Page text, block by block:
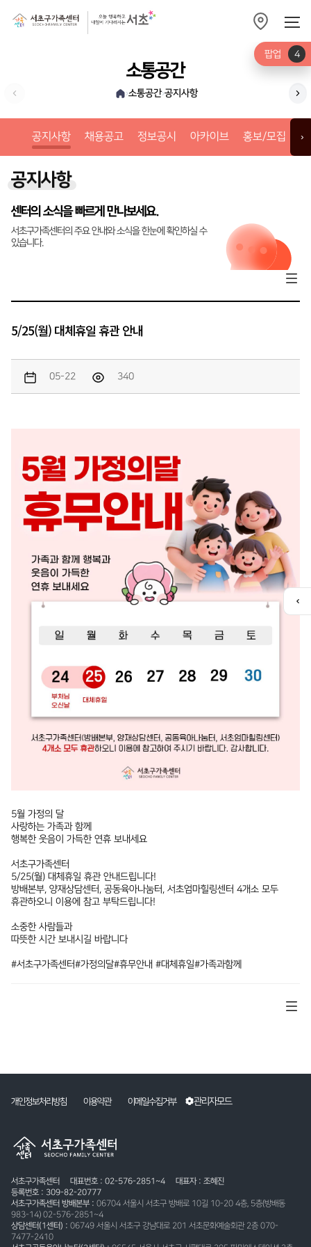
소통공간
›소통공간›공지사항 채
공지사항 채용공고 정보공시 아카이브 홍보/모집 ›
공지사항
센터의 소식을 빠르게 만나보세요.
서초구가족센터의 주요 안내와 소식을 한눈에 확인하실 수
있습니다.
5/25(월) 대체휴일 휴관 안내
05-22 340
5월 가정의 달
사랑하는 가족과 함께
행복한 웃음이 가득한 연휴 보내세요
서초구가족센터
5/25(월) 대체휴일 휴관 안내드립니다!
방배본부, 양재상담센터, 공동육아나눔터, 서초엄마힐링센터 4개소 모두
휴관하오니 이용에 참고 부탁드립니다!
소중한 사람들과
따뜻한 시간 보내시길 바랍니다
#서초구가족센터#가정의달#휴무안내 #대체휴일#가족과함께
개인정보처리방침 이용약관 이메일수집거부 관리자모드
서초구가족센터 대표번호 : 02-576-2851~4
대표자 : 조혜진
등록번호 : 309-82-20777
서초구가족센터 방배본부 : 06704 서울시 서초구 방배로 10길 10-20 4층, 5층(방배동
983-14) 02-576-2851~4
상담센터(1센터) : 06749 서울시 서초구 강남대로 201 서초문화예술회관 2층 070-
7477-2410
퀵
메
팝업 4